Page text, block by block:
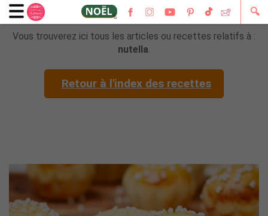
🔍
Vous trouverez ici tous les articles ou recettes relatifs à :
nutella
Retour à l'index des recettes